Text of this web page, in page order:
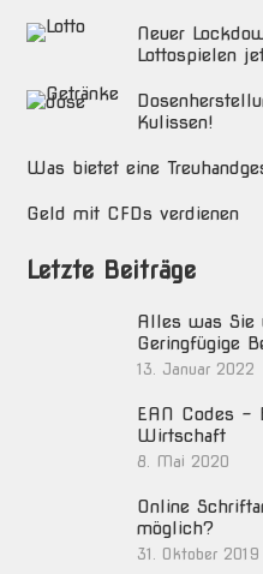
Neuer
Lottospielen
Kulissen!
Was bietet eine
Geld mit CFDs verdienen
Letzte Beiträge
Alles was Sie
Geringfügige
13. Januar 2022
EAN Codes –
Wirtschaft
8. Mai 2020
Online
möglich?
31. Oktober 2019